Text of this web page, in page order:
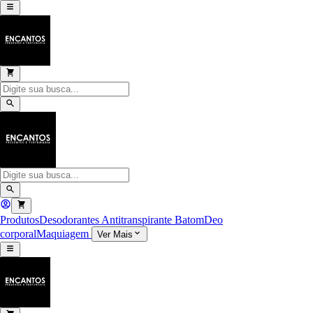
ProdutosDesodorantes Antitranspirante BatomDeo
corporalMaquiagem Ver Mais